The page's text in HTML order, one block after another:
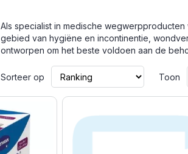
Als specialist in medische
gebied van hygiëne en incontinentie,
ontworpen om het beste voldoen aan de
Sorteer op
laag
naar
Toon